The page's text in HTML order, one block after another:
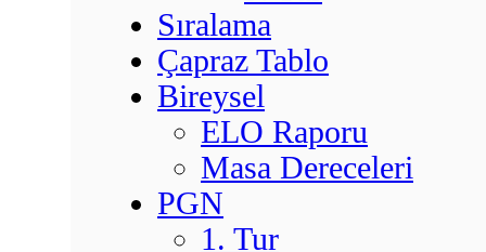
Sıralama
Çapraz Tablo
Bireysel
ELO Raporu
Masa Dereceleri
PGN
1. Tur